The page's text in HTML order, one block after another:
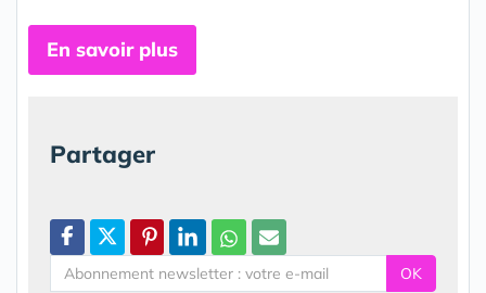
En savoir plus
Partager
OK